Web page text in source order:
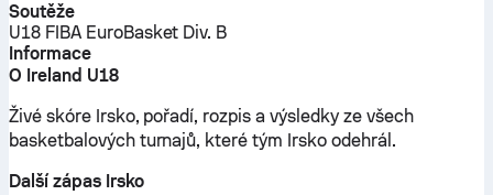
Soutěže
U18 FIBA EuroBasket Div. B
Informace
O Ireland U18
Živé skóre Irsko, pořadí, rozpis a výsledky ze všech
basketbalových turnajů, které tým Irsko odehrál.
Další zápas Irsko